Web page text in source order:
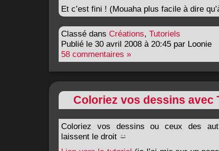
Et c’est fini ! (Mouaha plus facile à dire
Classé dans Créations, Tutoriels
Publié le 30 avril 2008 à 20:45 par Loonie
58 commentaires »
Coloriez vos dessins avec
Coloriez vos dessins ou ceux des
laissent le droit